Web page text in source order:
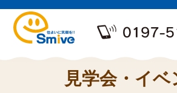
見学会・イベ